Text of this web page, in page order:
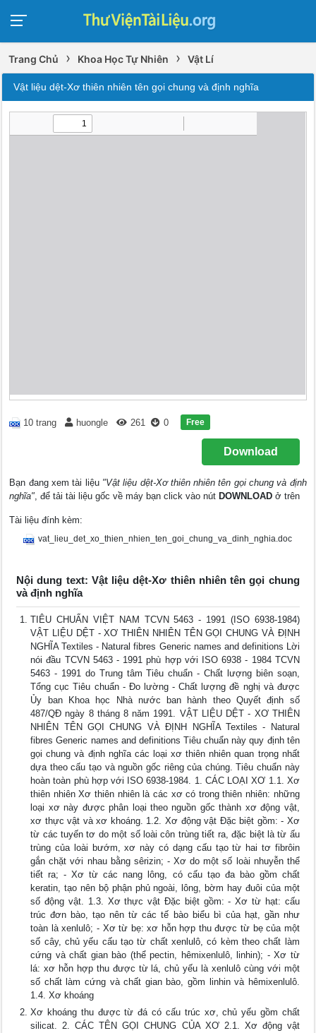
Trang Chủ › Khoa Học Tự Nhiên › Vật Lí
Vật liệu dệt-Xơ thiên nhiên tên gọi chung và định nghĩa
10 trang huongle 261 0 Free
Download
Bạn đang xem tài liệu "Vật liệu dệt-Xơ thiên nhiên tên gọi chung và định
nghĩa", để tải tài liệu gốc về máy bạn click vào nút DOWNLOAD ở trên
Tài liệu đính kèm:
vat_lieu_det_xo_thien_nhien_ten_goi_chung_va_dinh_nghia.doc
Nội dung text: Vật liệu dệt-Xơ thiên nhiên tên gọi chung
và định nghĩa
TIÊU CHUẨN VIỆT NAM TCVN 5463 - 1991 (ISO 6938-1984)
VẬT LIỆU DỆT - XƠ THIÊN NHIÊN TÊN GỌI CHUNG VÀ ĐỊNH
NGHĨA Textiles - Natural fibres Generic names and definitions Lời
nói đầu TCVN 5463 - 1991 phù hợp với ISO 6938 - 1984 TCVN
5463 - 1991 do Trung tâm Tiêu chuẩn - Chất lượng biên soạn,
Tổng cục Tiêu chuẩn - Đo lường - Chất lượng đề nghị và được
Ủy ban Khoa học Nhà nước ban hành theo Quyết định số
487/QĐ ngày 8 tháng 8 năm 1991. VẬT LIỆU DỆT - XƠ THIÊN
NHIÊN TÊN GỌI CHUNG VÀ ĐỊNH NGHĨA Textiles - Natural
fibres Generic names and definitions Tiêu chuẩn này quy định tên
gọi chung và định nghĩa các loại xơ thiên nhiên quan trọng nhất
dựa theo cấu tạo và nguồn gốc riêng của chúng. Tiêu chuẩn này
hoàn toàn phù hợp với ISO 6938-1984. 1. CÁC LOẠI XƠ 1.1. Xơ
thiên nhiên Xơ thiên nhiên là các xơ có trong thiên nhiên: những
loại xơ này được phân loại theo nguồn gốc thành xơ động vật,
xơ thực vật và xơ khoáng. 1.2. Xơ động vật Đặc biệt gồm: - Xơ
từ các tuyến tơ do một số loài côn trùng tiết ra, đặc biệt là từ ấu
trùng của loài bướm, xơ này có dạng cấu tạo từ hai tơ fibrôin
gắn chặt với nhau bằng sêrizin; - Xơ do một số loài nhuyễn thể
tiết ra; - Xơ từ các nang lông, có cấu tạo đa bào gồm chất
keratin, tạo nên bộ phận phủ ngoài, lông, bờm hay đuôi của một
số động vật. 1.3. Xơ thực vật Đặc biệt gồm: - Xơ từ hạt: cấu
trúc đơn bào, tạo nên từ các tế bào biểu bì của hạt, gần như
toàn là xenlulô; - Xơ từ bẹ: xơ hỗn hợp thu được từ bẹ của một
số cây, chủ yếu cấu tạo từ chất xenlulô, có kèm theo chất làm
cứng và chất gian bào (thể pectin, hêmixenlulô, linhin); - Xơ từ
lá: xơ hỗn hợp thu được từ lá, chủ yếu là xenlulô cùng với một
số chất làm cứng và chất gian bào, gồm linhin và hêmixenlulô.
1.4. Xơ khoáng
Xơ khoáng thu được từ đá có cấu trúc xơ, chủ yếu gồm chất
silicat. 2. CÁC TÊN GỌI CHUNG CỦA XƠ 2.1. Xơ động vật